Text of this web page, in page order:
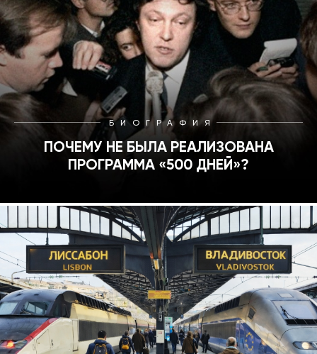
БИОГРАФИЯ
ПОЧЕМУ НЕ БЫЛА РЕАЛИЗОВАНА
ПРОГРАММА «500 ДНЕЙ»?